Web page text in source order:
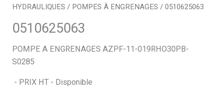
r
c
h
e
HYDRAULIQUES / POMPES À ENGRENAGES / 0510625063
0510625063
POMPE A ENGRENAGES AZPF-11-019RHO30PB-
S0285
- PRIX HT - Disponible